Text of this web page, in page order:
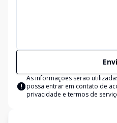
As informações serão
possa entrar em contato de
privacidade e termos de